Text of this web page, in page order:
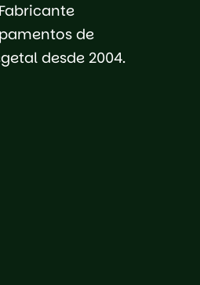
de
desde 2004.